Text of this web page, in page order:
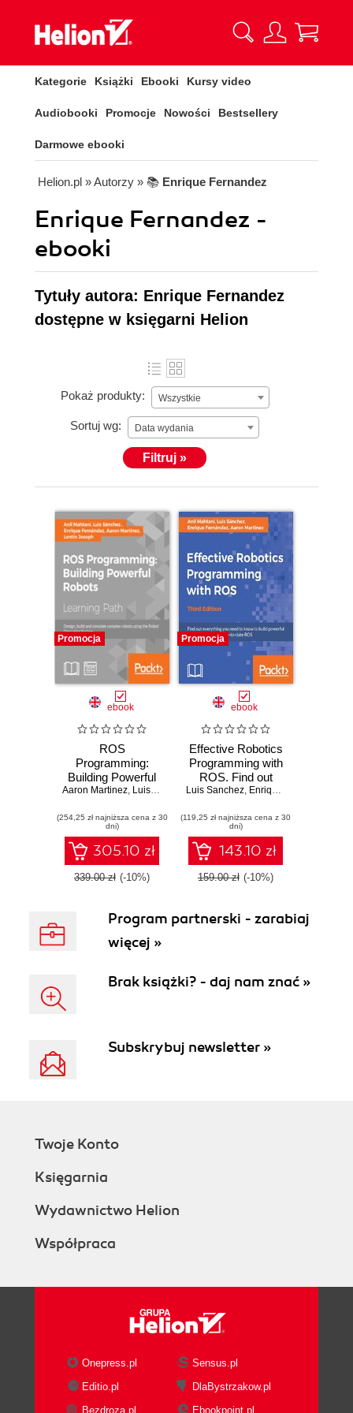
Kategorie Książki Ebooki Kursy video
Audiobooki Promocje Nowości Bestsellery
Darmowe ebooki
Helion.pl » Autorzy » 📚 Enrique Fernandez
Enrique Fernandez -
ebooki
Tytuły autora: Enrique Fernandez
dostępne w księgarni Helion
Pokaż produkty: Wszystkie
Sortuj wg: Data wydania
Filtruj »
Promocja
ebook
ROS
Programming:
Building Powerful
Robots. Design,
complex robots
using the Robot
Operating System
Aaron Martinez, Luis Sanchez ,Enrique Fernandez Perdomo
(254,25 zł najniższa cena z 30
dni)
305.10 zł
339.00 zł (-10%)
Promocja
ebook
Effective Robotics
Programming with
ROS. Find out
everything you
build powerful
robots with the
most up-to-date
ROS - Third
Edition
Luis Sanchez, Enrique Fernandez Perdomo
(119,25 zł najniższa cena z 30
dni)
143.10 zł
159.00 zł (-10%)
Program partnerski - zarabiaj
więcej »
Brak książki? - daj nam znać »
Subskrybuj newsletter »
Twoje Konto
Księgarnia
Wydawnictwo Helion
Współpraca
Onepress.pl
Sensus.pl
Editio.pl
DlaBystrzakow.pl
Bezdroza.pl
Ebookpoint.pl